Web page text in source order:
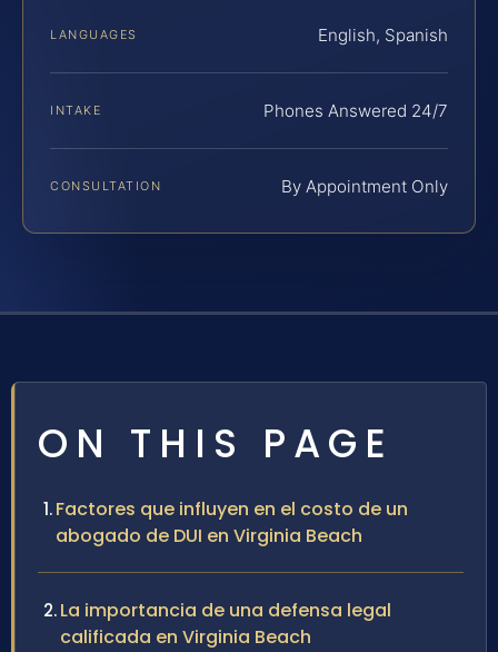
LANGUAGES English, Spanish
INTAKE Phones Answered 24/7
CONSULTATION By Appointment Only
ON THIS PAGE
Factores que influyen en el costo de un
abogado de DUI en Virginia Beach
La importancia de una defensa legal
calificada en Virginia Beach